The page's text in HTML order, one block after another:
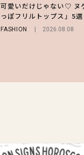
可愛いだけじゃない♡ ヌ
っぽフリルトップス」5選
FASHION 2026.08.08
る⁉ 39店舗限定『My フ
ノ®』を徹底レポ♡
ー＆可愛すぎる「大人の
選